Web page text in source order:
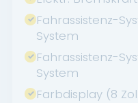
Fahrassistenz-
System
Fahrassistenz-
System
Farbdisplay (8